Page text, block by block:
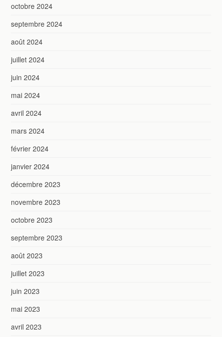
octobre 2024
septembre 2024
août 2024
juillet 2024
juin 2024
mai 2024
avril 2024
mars 2024
février 2024
janvier 2024
décembre 2023
novembre 2023
octobre 2023
septembre 2023
août 2023
juillet 2023
juin 2023
mai 2023
avril 2023